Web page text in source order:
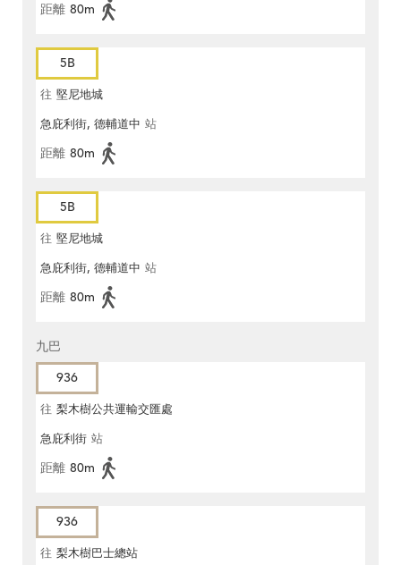
距離 80m
5B
往 堅尼地城
急庇利街, 德輔道中 站
距離 80m
5B
往 堅尼地城
急庇利街, 德輔道中 站
距離 80m
九巴
936
往 梨木樹公共運輸交匯處
急庇利街 站
距離 80m
936
往 梨木樹巴士總站